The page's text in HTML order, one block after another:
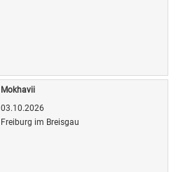
Mokhavii
03.10.2026
Freiburg im Breisgau